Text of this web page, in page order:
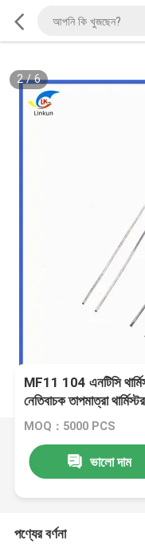
2/6
MF11 104 এনটিসি
নেতিবাচক তাপমাত্রা
MOQ：5000 PCS
ভালো দাম
পণ্যের বর্ণনা